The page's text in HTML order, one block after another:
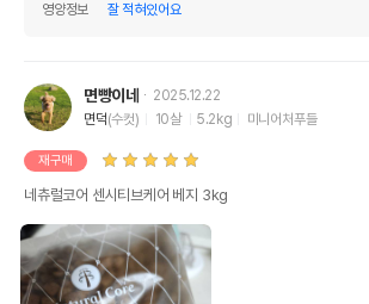
영양정보
잘 적혀있어요
면빵이네
2025.12.22
면덕(수컷) 10살 5.2kg 미니어처푸들
재구매
네츄럴코어 센시티브케어 베지 3kg